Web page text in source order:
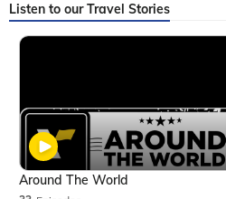
Listen to our Travel Stories
Around The World